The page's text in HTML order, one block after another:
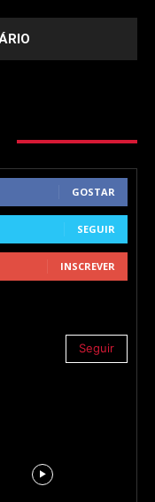
GOSTAR
SEGUIR
INSCREVER
Seguir